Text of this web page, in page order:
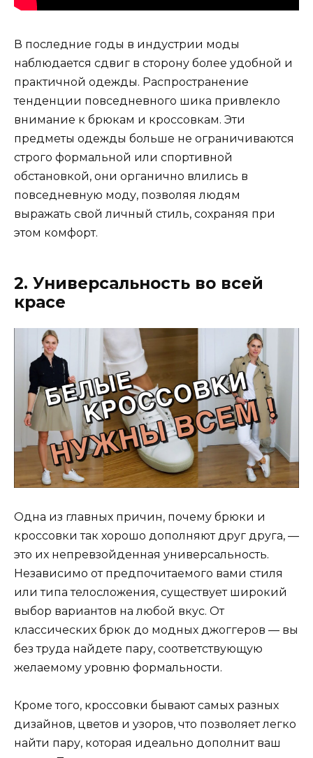
В последние годы в индустрии моды
наблюдается сдвиг в сторону более удобной и
практичной одежды. Распространение
тенденции повседневного шика привлекло
внимание к брюкам и кроссовкам. Эти
предметы одежды больше не ограничиваются
строго формальной или спортивной
обстановкой, они органично влились в
повседневную моду, позволяя людям
выражать свой личный стиль, сохраняя при
этом комфорт.
2. Универсальность во всей
красе
Одна из главных причин, почему брюки и
кроссовки так хорошо дополняют друг друга, —
это их непревзойденная универсальность.
Независимо от предпочитаемого вами стиля
или типа телосложения, существует широкий
выбор вариантов на любой вкус. От
классических брюк до модных джоггеров — вы
без труда найдете пару, соответствующую
желаемому уровню формальности.
Кроме того, кроссовки бывают самых разных
дизайнов, цветов и узоров, что позволяет легко
найти пару, которая идеально дополнит ваш